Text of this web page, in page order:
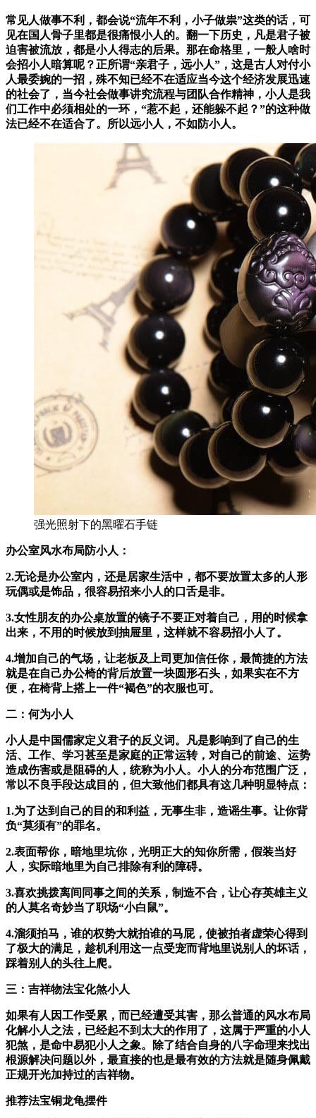
常见人做事不利，都会说“流年不利，小子做祟”这类的话，可
见在国人骨子里都是很痛恨小人的。翻一下历史，凡是君子被
迫害被流放，都是小人得志的后果。那在命格里，一般人啥时
会招小人暗算呢？正所谓“亲君子，远小人”，这是古人对付小
人最委婉的一招，殊不知已经不在适应当今这个经济发展迅速
的社会了，当今社会做事讲究流程与团队合作精神，小人是我
们工作中必须相处的一环，“惹不起，还能躲不起？”的这种做
法已经不在适合了。所以远小人，不如防小人。
强光照射下的黑曜石手链
办公室风水布局防小人：
2.无论是办公室内，还是居家生活中，都不要放置太多的人形
玩偶或是饰品，很容易招来小人的口舌是非。
3.女性朋友的办公桌放置的镜子不要正对着自己，用的时候拿
出来，不用的时候放到抽屉里，这样就不容易招小人了。
4.增加自己的气场，让老板及上司更加信任你，最简捷的方法
就是在自己办公椅的背后放置一块圆形石头，如果实在不方
便，在椅背上搭上一件“褐色”的衣服也可。
二：何为小人
小人是中国儒家定义君子的反义词。凡是影响到了自己的生
活、工作、学习甚至是家庭的正常运转，对自己的前途、运势
造成伤害或是阻碍的人，统称为小人。小人的分布范围广泛，
常以不良手段达成目的，但大致他们都具有这几种明显特点：
1.为了达到自己的目的和利益，无事生非，造谣生事。让你背
负“莫须有”的罪名。
2.表面帮你，暗地里坑你，光明正大的知你所需，假装当好
人，实际暗地里为自己排除有利的障碍。
3.喜欢挑拨离间同事之间的关系，制造不合，让心存英雄主义
的人莫名奇妙当了职场“小白鼠”。
4.溜须拍马，谁的权势大就拍谁的马屁，使被拍者虚荣心得到
了极大的满足，趁机利用这一点受宠而背地里说别人的坏话，
踩着别人的头往上爬。
三：吉祥物法宝化煞小人
如果有人因工作受累，而已经遭受其害，那么普通的风水布局
化解小人之法，已经起不到太大的作用了，这属于严重的小人
犯煞，是命中易犯小人之象。除了结合自身的八字命理来找出
根源解决问题以外，最直接的也是最有效的方法就是随身佩戴
正规开光加持过的吉祥物。
推荐法宝铜龙龟摆件